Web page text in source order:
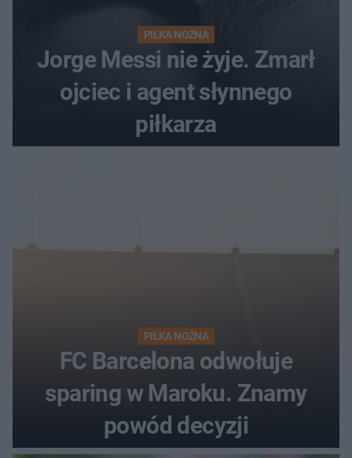
PIŁKA NOŻNA
Jorge Messi nie żyje. Zmarł
ojciec i agent słynnego
piłkarza
PIŁKA NOŻNA
FC Barcelona odwołuje
sparing w Maroku. Znamy
powód decyzji